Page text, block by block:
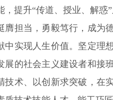
，提升“传道、授业、解惑
膺担当，勇毅笃行，成为
中实现人生价值。坚定理
展的社会主义建设者和接
技术、以创新求突破，在